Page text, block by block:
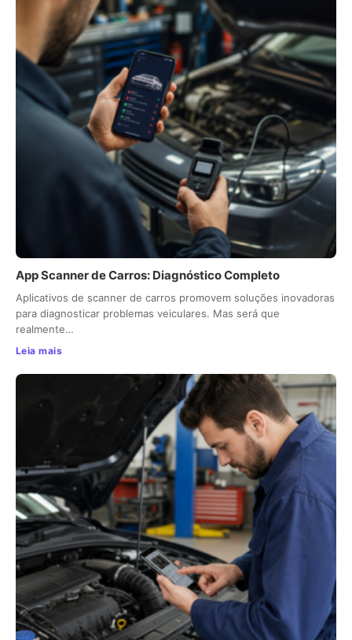
App Scanner de Carros: Diagnóstico Completo
Aplicativos de scanner de carros promovem soluções inovadoras
para diagnosticar problemas veiculares. Mas será que
realmente…
Leia mais